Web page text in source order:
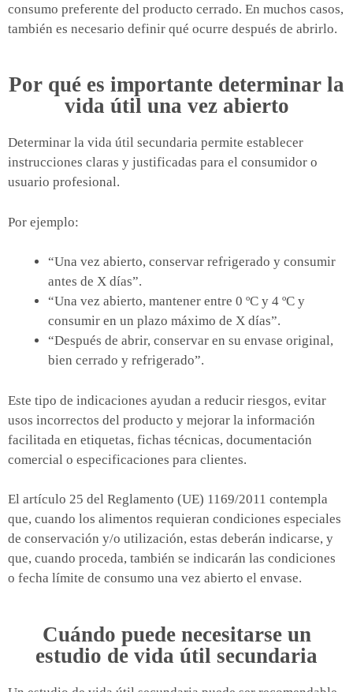
consumo preferente del producto cerrado. En muchos casos,
también es necesario definir qué ocurre después de abrirlo.
Por qué es importante determinar la
vida útil una vez abierto
Determinar la vida útil secundaria permite establecer
instrucciones claras y justificadas para el consumidor o
usuario profesional.
Por ejemplo:
“Una vez abierto, conservar refrigerado y consumir
antes de X días”.
“Una vez abierto, mantener entre 0 ºC y 4 ºC y
consumir en un plazo máximo de X días”.
“Después de abrir, conservar en su envase original,
bien cerrado y refrigerado”.
Este tipo de indicaciones ayudan a reducir riesgos, evitar
usos incorrectos del producto y mejorar la información
facilitada en etiquetas, fichas técnicas, documentación
comercial o especificaciones para clientes.
El artículo 25 del Reglamento (UE) 1169/2011 contempla
que, cuando los alimentos requieran condiciones especiales
de conservación y/o utilización, estas deberán indicarse, y
que, cuando proceda, también se indicarán las condiciones
o fecha límite de consumo una vez abierto el envase.
Cuándo puede necesitarse un
estudio de vida útil secundaria